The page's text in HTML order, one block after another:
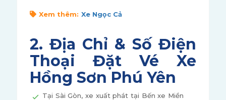
Xem thêm: Xe Ngọc Cả
2. Địa Chỉ & Số Điện
Thoại Đặt Vé Xe
Hồng Sơn Phú Yên
Tại Sài Gòn, xe xuất phát tại Bến xe Miền